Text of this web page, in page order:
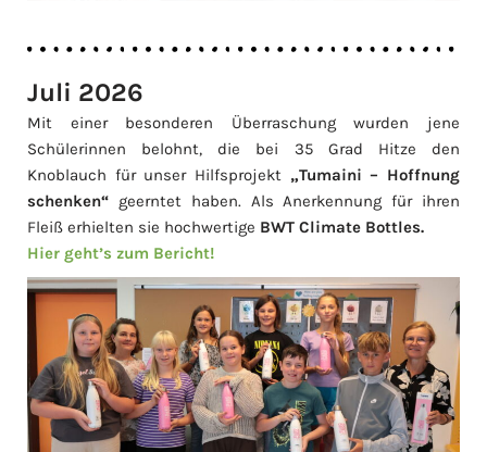
Juli 2026
Mit einer besonderen Überraschung wurden jene
Schülerinnen belohnt, die bei 35 Grad Hitze den
Knoblauch für unser Hilfsprojekt „Tumaini – Hoffnung
schenken“ geerntet haben. Als Anerkennung für ihren
Fleiß erhielten sie hochwertige BWT Climate Bottles.
Hier geht’s zum Bericht!